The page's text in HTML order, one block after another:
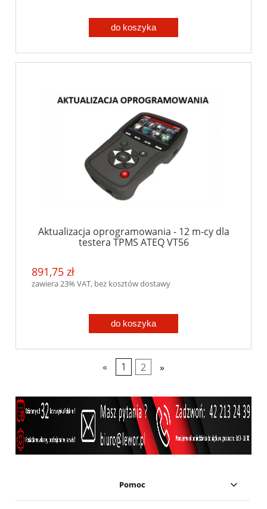
do koszyka
Aktualizacja oprogramowania - 12 m-cy dla
testera TPMS ATEQ VT56
891,75 zł
zawiera 23% VAT, bez kosztów dostawy
do koszyka
« 1 2 »
Pomoc